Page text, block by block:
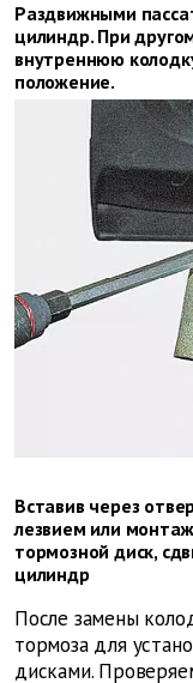
Раздвижными
цилиндр. При
внутреннюю
положение.
Вставив через
лезвием или
тормозной диск,
цилиндр
После замены
тормоза для
дисками.